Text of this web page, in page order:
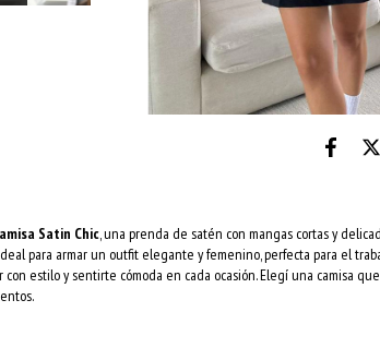
Satin Chic, una prenda de satén con mangas cortas y
para armar un outfit elegante y femenino, perfecta para el
estilo y sentirte cómoda en cada ocasión. Elegí una camisa